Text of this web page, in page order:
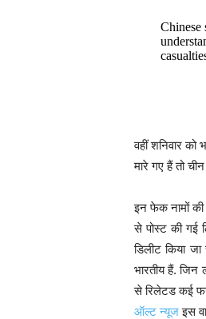
Chinese
वहीं शनिवार
मारे गए हैं तो
इन फेक नामों
से पोस्ट की गई
डिलीट किया
भारतीय हैं. जिन
से रिलेटड कई
ऑल्ट न्यूजइस